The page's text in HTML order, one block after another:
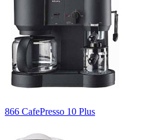
866 CafePresso 10 Plus